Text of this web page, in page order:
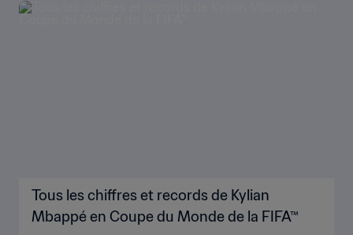
Tous les chiffres et records de Kylian
Mbappé en Coupe du Monde de la FIFA™